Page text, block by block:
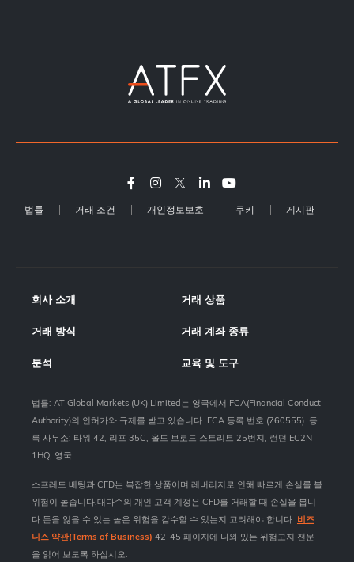
법률 거래 조건 개인정보보호 쿠키 게시판
회사 소개 거래 상품
거래 방식 거래 계좌 종류
분석 교육 및 도구
법률: AT Global Markets (UK) Limited는 영국에서 FCA(Financial Conduct
Authority)의 인허가와 규제를 받고 있습니다. FCA 등록 번호 (760555). 등
록 사무소: 타워 42, 리프 35C, 올드 브로드 스트리트 25번지, 런던 EC2N
1HQ, 영국
스프레드 베팅과 CFD는 복잡한 상품이며 레버리지로 인해 빠르게 손실를 볼
위험이 높습니다.대다수의 개인 고객 계정은 CFD를 거래할 때 손실을 봅니
다.돈을 잃을 수 있는 높은 위험을 감수할 수 있는지 고려해야 합니다. 비즈
니스 약관(Terms of Business) 42-45 페이지에 나와 있는 위험고지 전문
을 읽어 보도록 하십시오.